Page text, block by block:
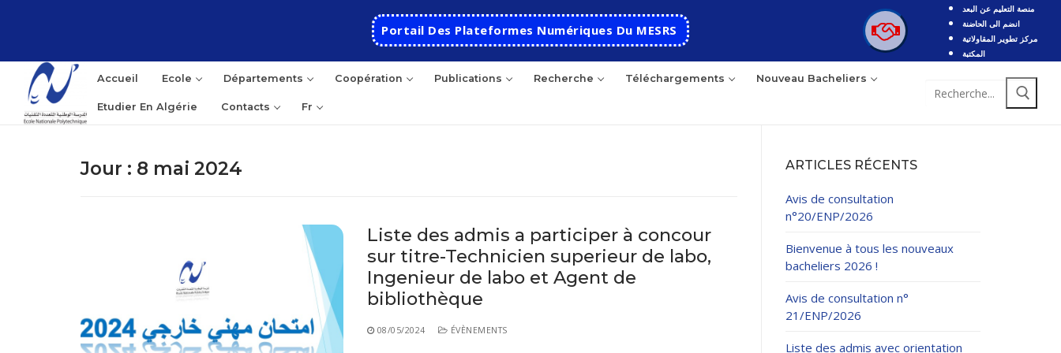
Portail Des Plateformes Numériques Du MESRS
منصة التعليم عن البعد
انضم الى الحاضنة
مركز تطوير المقاولاتية
المكتبة
Accueil Ecole Départements Coopération Publications Recherche Téléchargements Nouveau Bacheliers
Etudier En Algérie Contacts Fr
Rechercher
Accueil
Ecole
Jour : 8 mai 2024
Liste des admis a participer à concour
sur titre-Technicien superieur de labo,
Ingenieur de labo et Agent de
bibliothèque
08/05/2024 ÉVÈNEMENTS
ARTICLES RÉCENTS
Avis de consultation
n°20/ENP/2026
Bienvenue à tous les nouveaux
bacheliers 2026 !
Avis de consultation n°
21/ENP/2026
Liste des admis avec orientation